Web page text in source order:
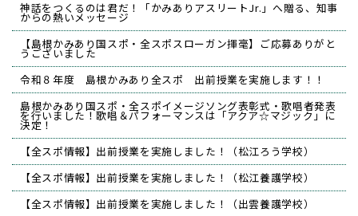
神話をつくるのは君だ！「かみありアスリートJr.」へ贈る、知事
からの熱いメッセージ
【島根かみあり国スポ・全スポスローガン揮毫】ご応募ありがと
うございました
令和８年度 島根かみあり全スポ 出前授業を実施します！！
島根かみあり国スポ・全スポイメージソング表彰式・歌唱者発表
を行いました！歌唱＆パフォーマンスは「アクア☆マジック」に
決定！
【全スポ情報】出前授業を実施しました！（松江ろう学校）
【全スポ情報】出前授業を実施しました！（松江養護学校）
【全スポ情報】出前授業を実施しました！（出雲養護学校）